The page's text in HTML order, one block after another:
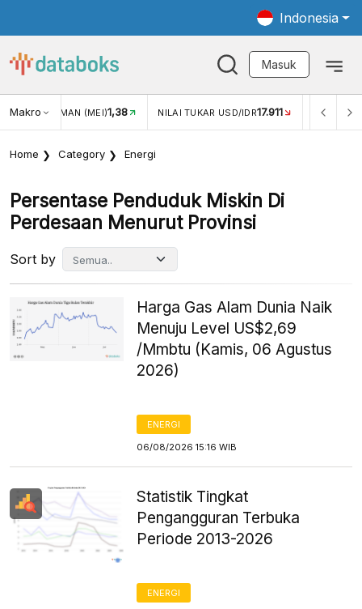
Indonesia
Masuk
MakroWISMAN (MEI)1,38 NILAI TUKAR USD/IDR17.911 INFLASI
Home Category Energi
Persentase Penduduk Miskin Di
Perdesaan Menurut Provinsi
Sort by
Harga Gas Alam Dunia Naik
Menuju Level US$2,69
/Mmbtu (Kamis, 06 Agustus
2026)
ENERGI
06/08/2026 15:16 WIB
Statistik Tingkat
Pengangguran Terbuka
Periode 2013-2026
ENERGI